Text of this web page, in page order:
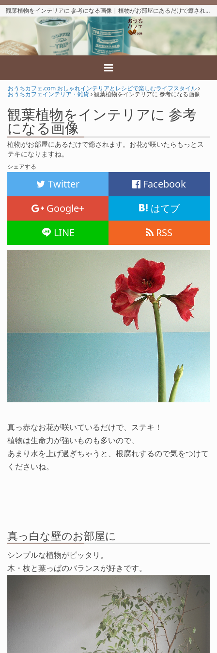
観葉植物をインテリアに 参考になる画像 | 植物がお部屋にあるだけで癒されます。お花が咲いたらもっとステキになりますね。
おうちカフェ.com おしゃれインテリアとレシピで楽しむライフスタイル
おうちカフェインテリア・雑貨 観葉植物をインテリアに 参考になる画像
観葉植物をインテリアに 参考
になる画像
植物がお部屋にあるだけで癒されます。お花が咲いたらもっとス
テキになりますね。
シェアする
Twitter
Facebook
Google+
はてブ
LINE
RSS
真っ赤なお花が咲いているだけで、ステキ！
植物は生命力が強いものも多いので、
あまり水を上げ過ぎちゃうと、根腐れするので気をつけて
くださいね。
真っ白な壁のお部屋に
シンプルな植物がピッタリ。
木・枝と葉っぱのバランスが好きです。